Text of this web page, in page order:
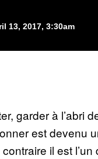
13, 2017, 3:30am
garder à l’abri
est devenu
il est